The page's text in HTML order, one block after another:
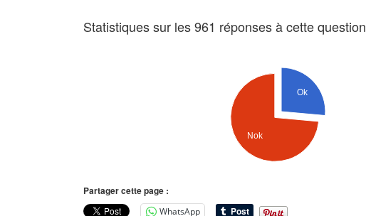
Statistiques sur les 961 réponses à cette question
Ok
Nok
Partager cette page :
WhatsApp